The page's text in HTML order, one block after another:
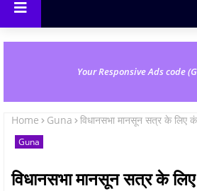
Your Responsive Ads code
Home Guna विधानसभा मानसून सत्र के लिए
Guna
विधानसभा मानसून सत्र के